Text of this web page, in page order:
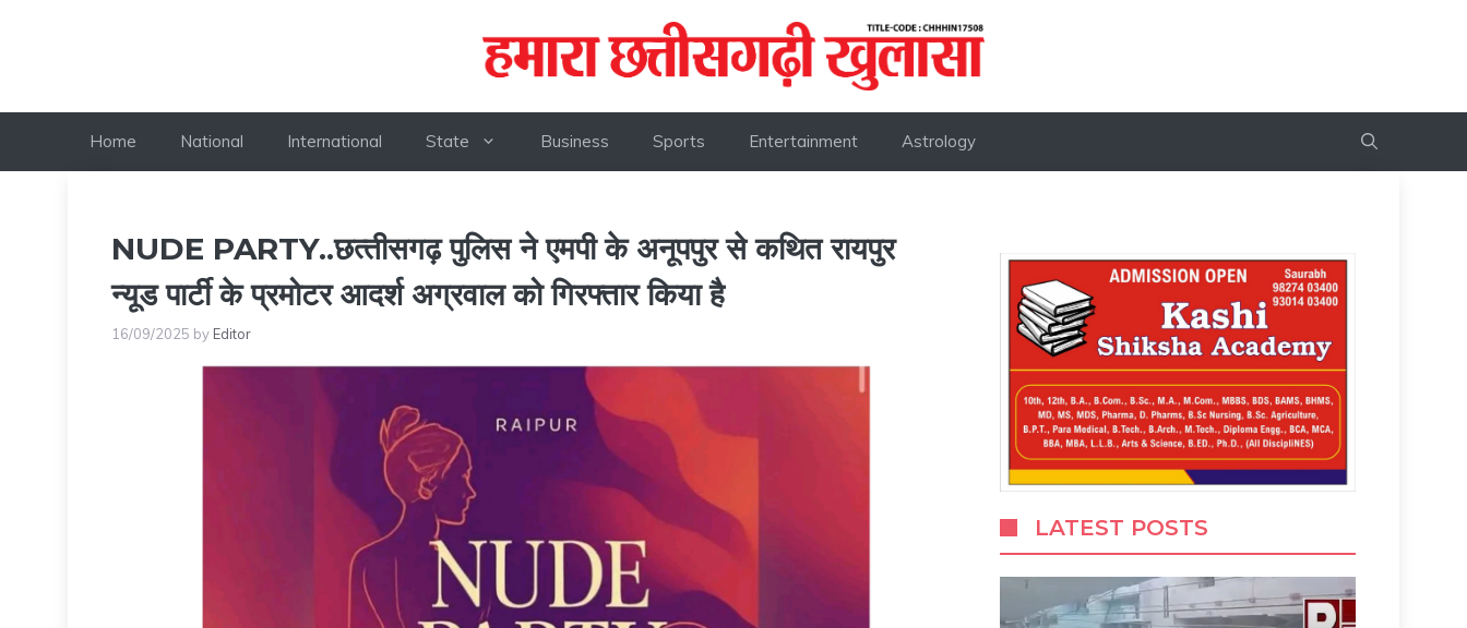
Home National International State Business Sports Entertainment Astrology
NUDE PARTY..छत्‍तीसगढ़ पुलिस ने एमपी के अनूपपुर से कथित रायपुर
न्यूड पार्टी के प्रमोटर आदर्श अग्रवाल को गिरफ्तार किया है
16/09/2025 by Editor
LATEST POSTS